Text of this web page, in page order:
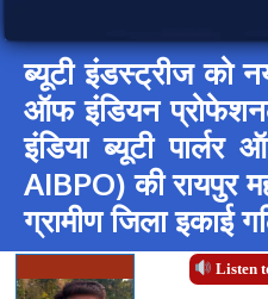
ब्यूटी इंडस्ट्रीज को
ऑफ इंडियन
इंडिया ब्यूटी
AIBPO) की रायपुर
ग्रामीण जिला इकाई
Listen